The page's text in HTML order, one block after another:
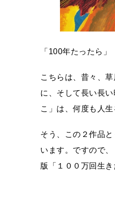
「100年たったら
こちらは、昔々、
に、そして長い長
こ」は、何度も人
そう、この２作品
います。ですので
版「１００万回生き